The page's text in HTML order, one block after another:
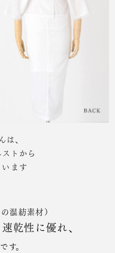
、
トから
ます
混紡素材）
乾性に優れ、
です。